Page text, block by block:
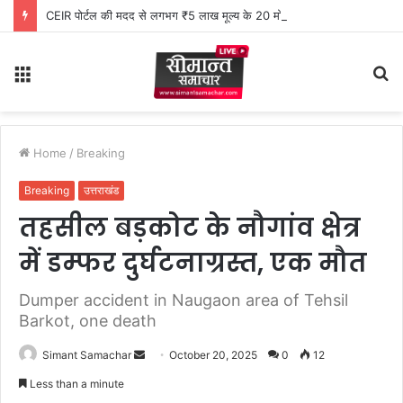
CEIR पोर्टल की मदद से लगभग ₹5 लाख मूल्य के 20 मोबाइल फोन बरामद
Home / Breaking
Breaking उत्तराखंड
तहसील बड़कोट के नौगांव क्षेत्र
में डम्फर दुर्घटनाग्रस्त, एक मौत
Dumper accident in Naugaon area of ​​Tehsil
Barkot, one death
Simant Samachar October 20, 2025 0 12
Less than a minute